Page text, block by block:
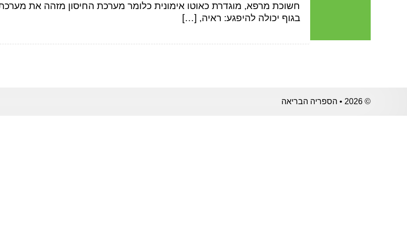
חשוכת מרפא, מוגדרת כאוטו אימונית כלומר מערכת החיסון מזהה את
בגוף יכולה להיפגע: ראיה, […]
© 2026 • הספריה הבריאה